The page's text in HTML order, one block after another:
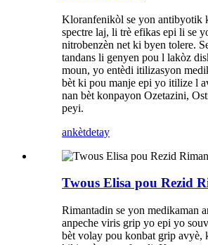
Kloranfenikòl se yon antibyotik
spectre laj, li trè efikas epi li se
nitrobenzèn net ki byen tolere.
tandans li genyen pou l lakòz
moun, yo entèdi itilizasyon
bèt ki pou manje epi yo itilize l
nan bèt konpayon Ozetazini,
peyi.
ankètdetay
Twous Elisa pou Rezid
Rimantadin se yon medikaman
anpeche viris grip yo epi yo
bèt volay pou konbat grip avyè,